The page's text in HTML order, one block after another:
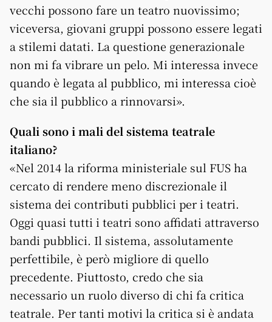
vecchi possono fare un teatro nuovissimo;
viceversa, giovani gruppi possono essere legati
a stilemi datati. La questione generazionale
non mi fa vibrare un pelo. Mi interessa invece
quando è legata al pubblico, mi interessa cioè
che sia il pubblico a rinnovarsi».
Quali sono i mali del sistema teatrale
italiano?
«Nel 2014 la riforma ministeriale sul FUS ha
cercato di rendere meno discrezionale il
sistema dei contributi pubblici per i teatri.
Oggi quasi tutti i teatri sono affidati attraverso
bandi pubblici. Il sistema, assolutamente
perfettibile, è però migliore di quello
precedente. Piuttosto, credo che sia
necessario un ruolo diverso di chi fa critica
teatrale. Per tanti motivi la critica si è andata